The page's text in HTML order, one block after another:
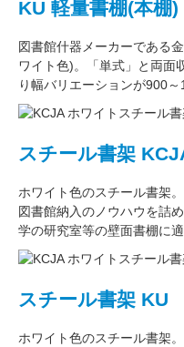
KU 軽量書棚(本棚)
図書館什器メーカーである
ワイト色)。
「単式」 と両面
り幅バリエーションが900～
スチール書架
ホワイト色のスチール書架
図書館納入のノウハウを詰
学の研究室等の壁面書棚に適
スチール書架 KU
ホワイト色のスチール書架